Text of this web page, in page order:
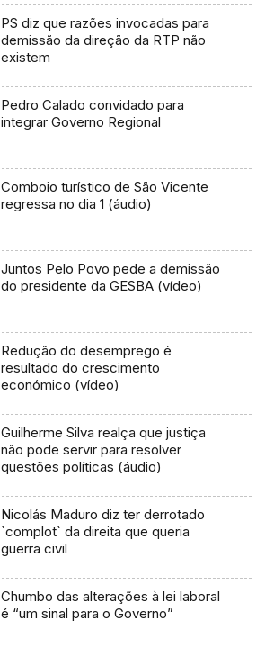
PS diz que razões invocadas para
demissão da direção da RTP não
existem
Pedro Calado convidado para
integrar Governo Regional
Comboio turístico de São Vicente
regressa no dia 1 (áudio)
Juntos Pelo Povo pede a demissão
do presidente da GESBA (vídeo)
Redução do desemprego é
resultado do crescimento
económico (vídeo)
Guilherme Silva realça que justiça
não pode servir para resolver
questões políticas (áudio)
Nicolás Maduro diz ter derrotado
`complot` da direita que queria
guerra civil
Chumbo das alterações à lei laboral
é “um sinal para o Governo”